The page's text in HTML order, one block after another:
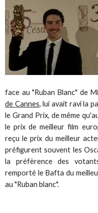
face au "Ruban Blanc" de
de Cannes, lui avait ravi la
le Grand Prix, de même
le prix de meilleur film
reçu le prix du meilleur
préfigurent souvent les
la préfèrence des
remporté le Bafta du
au "Ruban blanc".